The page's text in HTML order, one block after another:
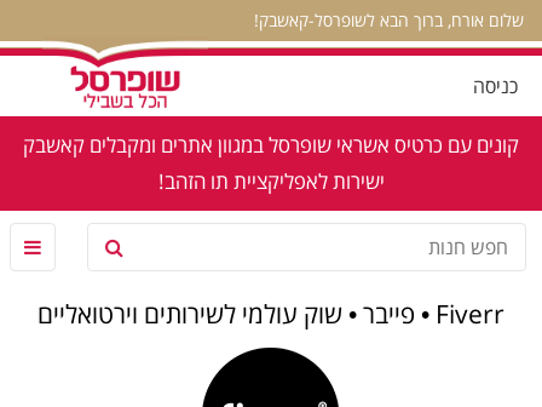
שלום אורח, ברוך הבא לשופרסל-קאשבק!
כניסה
קונים עם כרטיס אשראי שופרסל במגוון אתרים ומקבלים קאשבק
ישירות לאפליקציית תו הזהב!
Fiverr • פייבר • שוק עולמי לשירותים וירטואליים